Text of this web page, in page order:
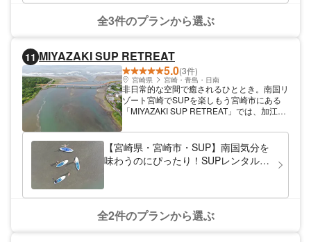
ぜひ、ラボンバ宮崎で楽しい一生物の思い出
を作りましょう！
全3件のプランから選ぶ
11 MIYAZAKI SUP RETREAT
5.0(3件)
宮崎県 宮崎・青島・日南
非日常的な空間で癒されるひととき。南国リ
ゾート宮崎でSUPを楽しもう宮崎市にある
「MIYAZAKI SUP RETREAT」では、加江田
ております。出発場所の河口は受付施設の目
の前でラクチン！川と海、どちらの魅力も満
喫できます。川を下って海へ出るもよし、上
流を目指すもよし。「宮崎空港」より車で約
【宮崎県・宮崎市・SUP】南国気分を
味わうのにぴったり！SUPレンタルプ
全2件のプランから選ぶ